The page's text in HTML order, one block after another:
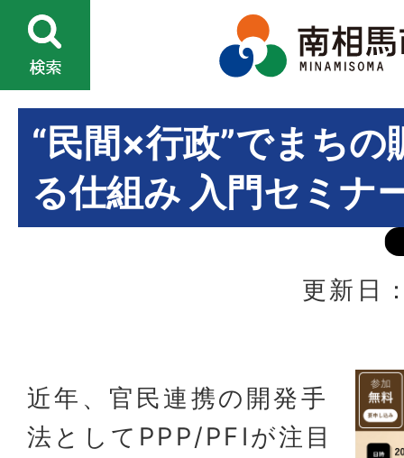
“民間×行政”でまち
る仕組み 入門セミナ
更新日
近年、官民連携の開発手
法としてPPP/PFIが注目